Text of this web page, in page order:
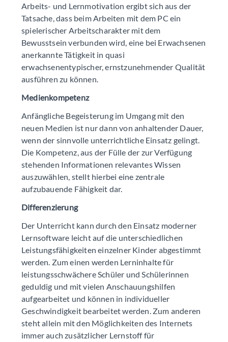
Arbeits- und Lernmotivation ergibt sich aus der
Tatsache, dass beim Arbeiten mit dem PC ein
spielerischer Arbeitscharakter mit dem
Bewusstsein verbunden wird, eine bei Erwachsenen
anerkannte Tätigkeit in quasi
erwachsenentypischer, ernstzunehmender Qualität
ausführen zu können.
Medienkompetenz
Anfängliche Begeisterung im Umgang mit den
neuen Medien ist nur dann von anhaltender Dauer,
wenn der sinnvolle unterrichtliche Einsatz gelingt.
Die Kompetenz, aus der Fülle der zur Verfügung
stehenden Informationen relevantes Wissen
auszuwählen, stellt hierbei eine zentrale
aufzubauende Fähigkeit dar.
Differenzierung
Der Unterricht kann durch den Einsatz moderner
Lernsoftware leicht auf die unterschiedlichen
Leistungsfähigkeiten einzelner Kinder abgestimmt
werden. Zum einen werden Lerninhalte für
leistungsschwächere Schüler und Schülerinnen
geduldig und mit vielen Anschauungshilfen
aufgearbeitet und können in individueller
Geschwindigkeit bearbeitet werden. Zum anderen
steht allein mit den Möglichkeiten des Internets
immer auch zusätzlicher Lernstoff für